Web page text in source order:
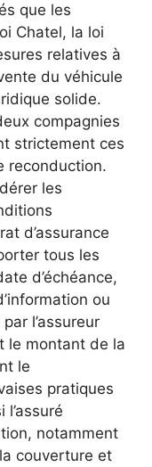
que les
Chatel, la loi
relatives à
du véhicule
solide.
compagnies
strictement ces
reconduction.
les
d’assurance
tous les
d’échéance,
ou
l’assureur
le montant de la
le
pratiques
notamment
couverture et